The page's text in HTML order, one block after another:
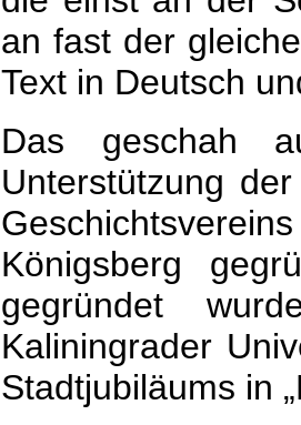
an fast der
Text in Deutsch
Das geschah
Unterstützung
Königsberg
gegründet
Kaliningrader
Stadtjubiläums in